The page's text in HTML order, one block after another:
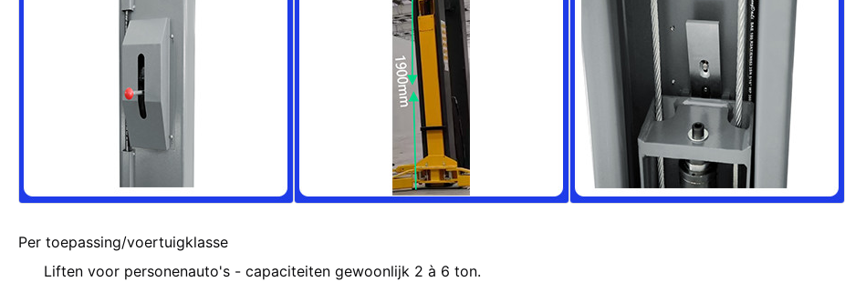
Per toepassing/voertuigklasse
Liften voor personenauto's - capaciteiten gewoonlijk 2 à 6 ton.